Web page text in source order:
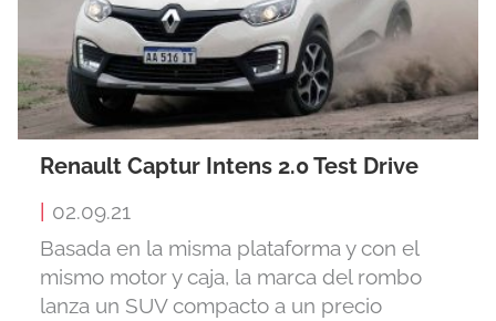
Renault Captur Intens 2.0 Test Drive
02.09.21
Basada en la misma plataforma y con el
mismo motor y caja, la marca del rombo
lanza un SUV compacto a un precio